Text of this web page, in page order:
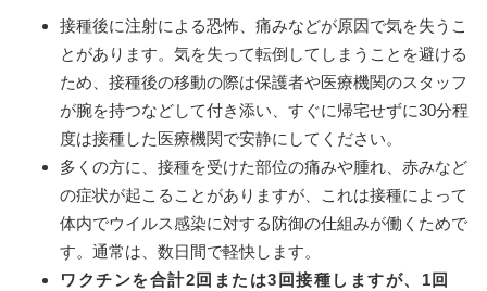
接種後に注射による恐怖、痛みなどが原因で気を失うこ
とがあります。気を失って転倒してしまうことを避ける
ため、接種後の移動の際は保護者や医療機関のスタッフ
が腕を持つなどして付き添い、すぐに帰宅せずに30分程
度は接種した医療機関で安静にしてください。
多くの方に、接種を受けた部位の痛みや腫れ、赤みなど
の症状が起こることがありますが、これは接種によって
体内でウイルス感染に対する防御の仕組みが働くためで
す。通常は、数日間で軽快します。
ワクチンを合計2回または3回接種しますが、1回